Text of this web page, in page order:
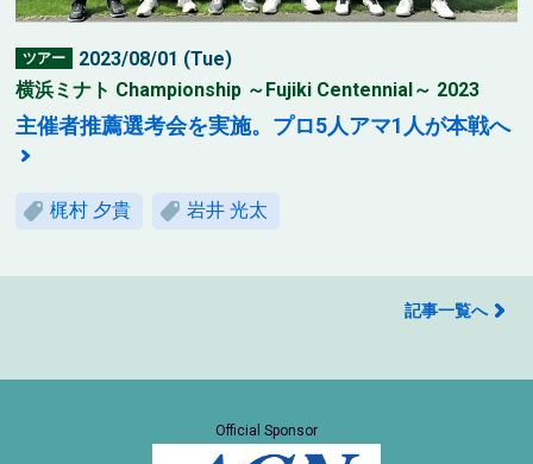
ツアー
2023/08/01 (Tue)
横浜ミナト Championship ～Fujiki Centennial～ 2023
主催者推薦選考会を実施。プロ5人アマ1人が本戦へ
梶村 夕貴 岩井 光太
記事一覧へ
Official Sponsor